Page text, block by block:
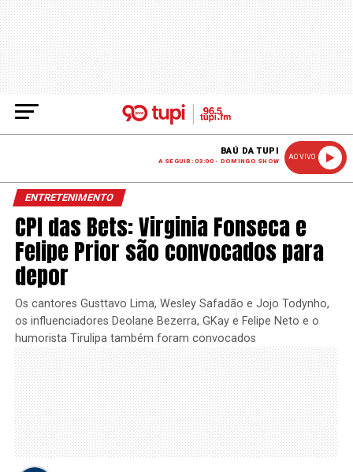
BAÚ DA TUPI
A SEGUIR: 03:00 - DOMINGO SHOW
AO VIVO
ENTRETENIMENTO
CPI das Bets: Virginia Fonseca e
Felipe Prior são convocados para
depor
Os cantores Gusttavo Lima, Wesley Safadão e Jojo Todynho,
os influenciadores Deolane Bezerra, GKay e Felipe Neto e o
humorista Tirulipa também foram convocados